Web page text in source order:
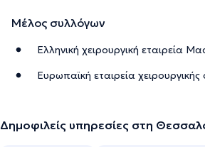
Μέλος συλλόγων
Ελληνική χειρουργική εταιρεία
Ευρωπαϊκή εταιρεία χειρουργικής
Δημοφιλείς υπηρεσίες στη